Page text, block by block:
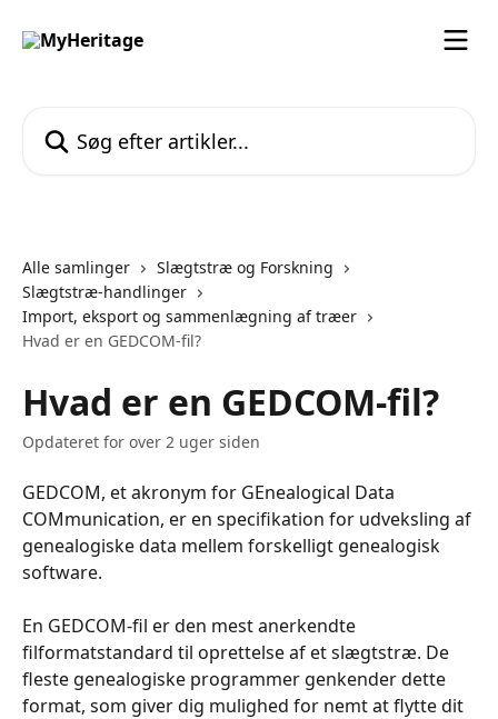
Alle samlinger
Slægtstræ og Forskning
Slægtstræ-handlinger
Import, eksport og sammenlægning af træer
Hvad er en GEDCOM-fil?
Hvad er en GEDCOM-fil?
Opdateret for over 2 uger siden
GEDCOM, et akronym for GEnealogical Data
COMmunication, er en specifikation for udveksling af
genealogiske data mellem forskelligt genealogisk
software.
​​En GEDCOM-fil er den mest anerkendte
filformatstandard til oprettelse af et slægtstræ. De
fleste genealogiske programmer genkender dette
format, som giver dig mulighed for nemt at flytte dit